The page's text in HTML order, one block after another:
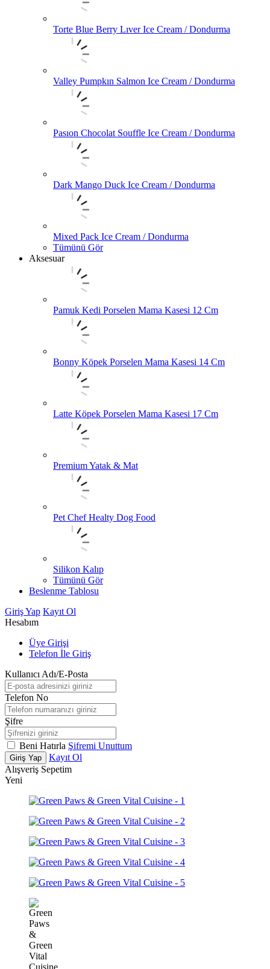
Torte Blue Berry Lıver Ice Cream / Dondurma
Valley Pumpkın Salmon Ice Cream / Dondurma
Pasıon Chocolat Souffle Ice Cream / Dondurma
Dark Mango Duck Ice Cream / Dondurma
Mixed Pack Ice Cream / Dondurma
Tümünü Gör
Aksesuar
Pamuk Kedi Porselen Mama Kasesi 12 Cm
Bonny Köpek Porselen Mama Kasesi 14 Cm
Latte Köpek Porselen Mama Kasesi 17 Cm
Premium Yatak & Mat
Pet Chef Healty Dog Food
Silikon Kalıp
Tümünü Gör
Beslenme Tablosu
Giriş Yap Kayıt Ol
Hesabım
Üye Girişi
Telefon İle Giriş
Kullanıcı Adı/E-Posta
Telefon No
Şifre
Beni Hatırla Şifremi Unuttum
Giriş Yap
Kayıt Ol
Alışveriş Sepetim
Yeni